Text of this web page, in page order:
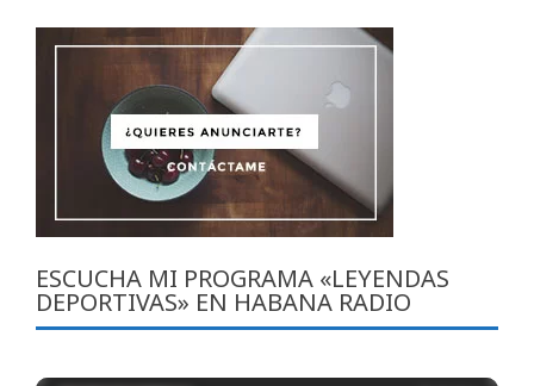
ESCUCHA MI PROGRAMA «LEYENDAS
DEPORTIVAS» EN HABANA RADIO